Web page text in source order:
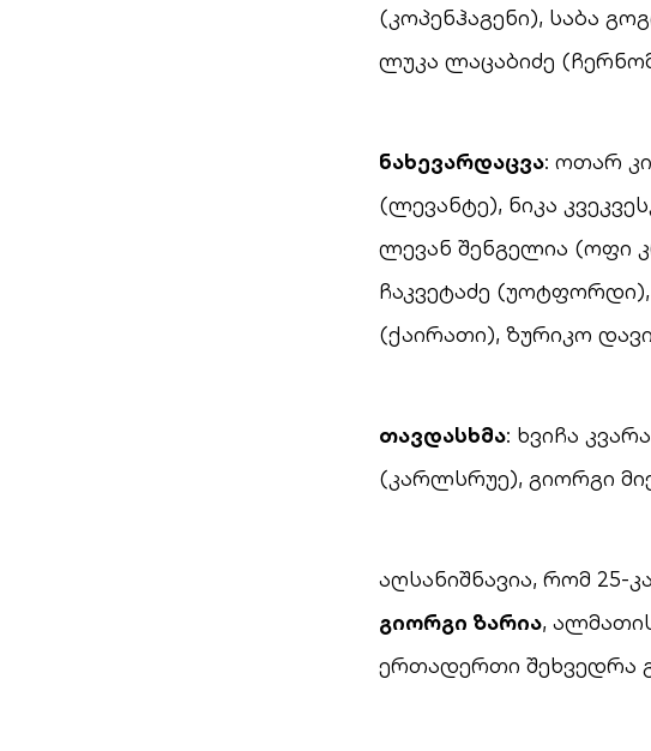
(კოპენჰაგენი), საბა
ლუკა ლაცაბიძე
ნახევარდაცვა: ოთარ
(ლევანტე), ნიკა
ლევან შენგელია (ოფი
ჩაკვეტაძე
(ქაირათი), ზურიკო
თავდასხმა: ხვიჩა
(კარლსრუე), გიორგი
აღსანიშნავია, რომ 25-
გიორგი ზარია,
ერთადერთი შეხვედრა